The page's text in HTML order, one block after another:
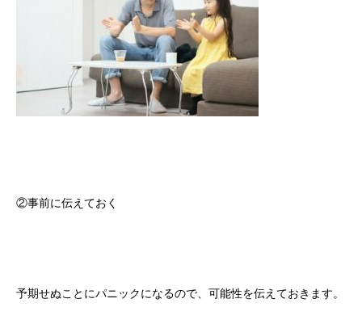
②事前に伝えておく
予期せぬことにパニックになるので、可能性を伝えておきます。